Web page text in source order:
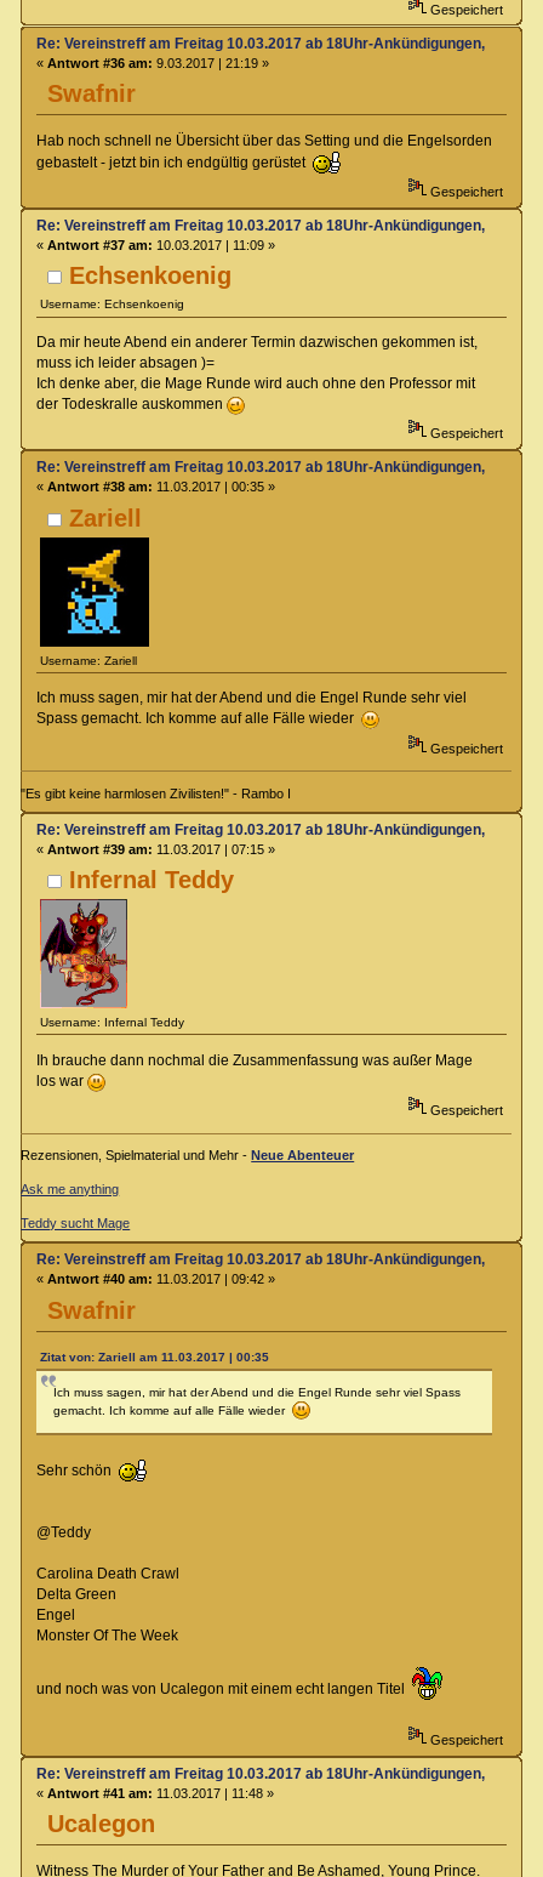
Gespeichert
Swafnir
Re: Vereinstreff am Freitag 10.03.2017 ab 18Uhr-Ankündigungen,
« Antwort #36 am: 9.03.2017 | 21:19 »
Hab noch schnell ne Übersicht über das Setting und die Engelsorden
gebastelt - jetzt bin ich endgültig gerüstet
Gespeichert
Echsenkoenig
Username: Echsenkoenig
Re: Vereinstreff am Freitag 10.03.2017 ab 18Uhr-Ankündigungen,
« Antwort #37 am: 10.03.2017 | 11:09 »
Da mir heute Abend ein anderer Termin dazwischen gekommen ist,
muss ich leider absagen )=
Ich denke aber, die Mage Runde wird auch ohne den Professor mit
der Todeskralle auskommen
Gespeichert
Zariell
Username: Zariell
Re: Vereinstreff am Freitag 10.03.2017 ab 18Uhr-Ankündigungen,
« Antwort #38 am: 11.03.2017 | 00:35 »
Ich muss sagen, mir hat der Abend und die Engel Runde sehr viel
Spass gemacht. Ich komme auf alle Fälle wieder
Gespeichert
"Es gibt keine harmlosen Zivilisten!" - Rambo I
Infernal Teddy
Username: Infernal Teddy
Re: Vereinstreff am Freitag 10.03.2017 ab 18Uhr-Ankündigungen,
« Antwort #39 am: 11.03.2017 | 07:15 »
Ih brauche dann nochmal die Zusammenfassung was außer Mage
los war
Gespeichert
Rezensionen, Spielmaterial und Mehr - Neue Abenteuer
Ask me anything
Teddy sucht Mage
Swafnir
Re: Vereinstreff am Freitag 10.03.2017 ab 18Uhr-Ankündigungen,
« Antwort #40 am: 11.03.2017 | 09:42 »
Zitat von: Zariell am 11.03.2017 | 00:35
Ich muss sagen, mir hat der Abend und die Engel Runde sehr viel Spass
gemacht. Ich komme auf alle Fälle wieder
Sehr schön
@Teddy
Carolina Death Crawl
Delta Green
Engel
Monster Of The Week
und noch was von Ucalegon mit einem echt langen Titel
Gespeichert
Ucalegon
Re: Vereinstreff am Freitag 10.03.2017 ab 18Uhr-Ankündigungen,
« Antwort #41 am: 11.03.2017 | 11:48 »
Witness The Murder of Your Father and Be Ashamed, Young Prince.